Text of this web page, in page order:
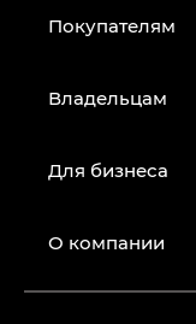
Покупателям
Владельцам
Для бизнеса
О компании